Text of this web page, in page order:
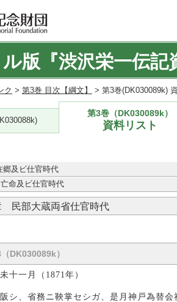
版『渋沢栄一伝記
ク > 第3巻 目次【綱文】 > 第3巻(DK030089k)
第3巻（DK030089k）
資料リスト
及ビ仕官時代
命及ビ仕官時代
民部大蔵両省仕官時代
DK030089k）
十一月（1871年）
シ、省務ニ鞅掌セシガ、是月神戸為替